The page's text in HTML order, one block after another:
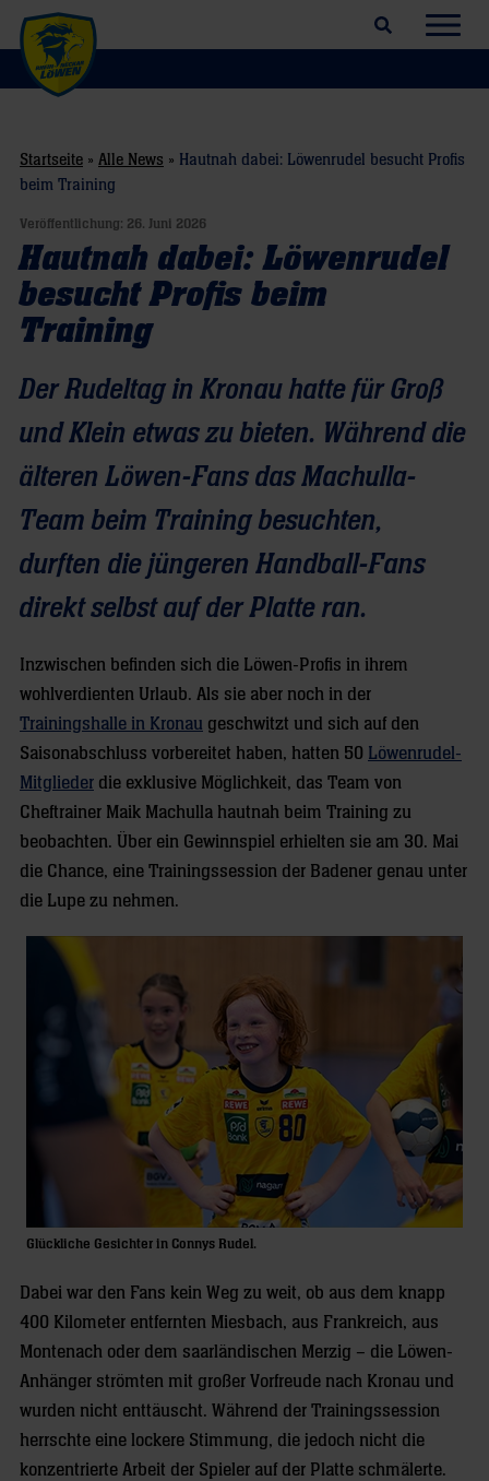
Suchfeld öffnen
Startseite » Alle News » Hautnah dabei: Löwenrudel besucht Profis
beim Training
Veröffentlichung: 26. Juni 2026
Hautnah dabei: Löwenrudel
besucht Profis beim
Training
Der Rudeltag in Kronau hatte für Groß
und Klein etwas zu bieten. Während die
älteren Löwen-Fans das Machulla-
Team beim Training besuchten,
durften die jüngeren Handball-Fans
direkt selbst auf der Platte ran.
Inzwischen befinden sich die Löwen-Profis in ihrem
wohlverdienten Urlaub. Als sie aber noch in der
Trainingshalle in Kronau geschwitzt und sich auf den
Saisonabschluss vorbereitet haben, hatten 50 Löwenrudel-
Mitglieder die exklusive Möglichkeit, das Team von
Cheftrainer Maik Machulla hautnah beim Training zu
beobachten. Über ein Gewinnspiel erhielten sie am 30. Mai
die Chance, eine Trainingssession der Badener genau unter
die Lupe zu nehmen.
Glückliche Gesichter in Connys Rudel.
Dabei war den Fans kein Weg zu weit, ob aus dem knapp
400 Kilometer entfernten Miesbach, aus Frankreich, aus
Montenach oder dem saarländischen Merzig – die Löwen-
Anhänger strömten mit großer Vorfreude nach Kronau und
wurden nicht enttäuscht. Während der Trainingssession
herrschte eine lockere Stimmung, die jedoch nicht die
konzentrierte Arbeit der Spieler auf der Platte schmälerte.